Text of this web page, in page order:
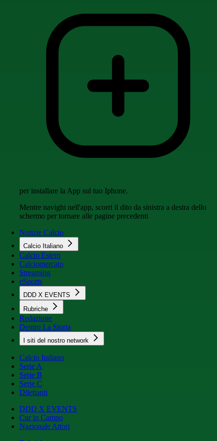
per installare la App sul tuo Iphone.
Mentre navighi nell'app, scorri il dito da sinistra a destra dello
schermo per tornare alle pagine precedenti
Notizie Calcio
Calcio Italiano
Calcio Estero
Calciomercato
Streaming
eSports
DDD X EVENTS
Rubriche
Redazione
Dentro La Storia
I siti del nostro network
Calcio Italiano
Serie A
Serie B
Serie C
Dilettanti
DDD X EVENTS
Cur in Campo
Nazionale Attori